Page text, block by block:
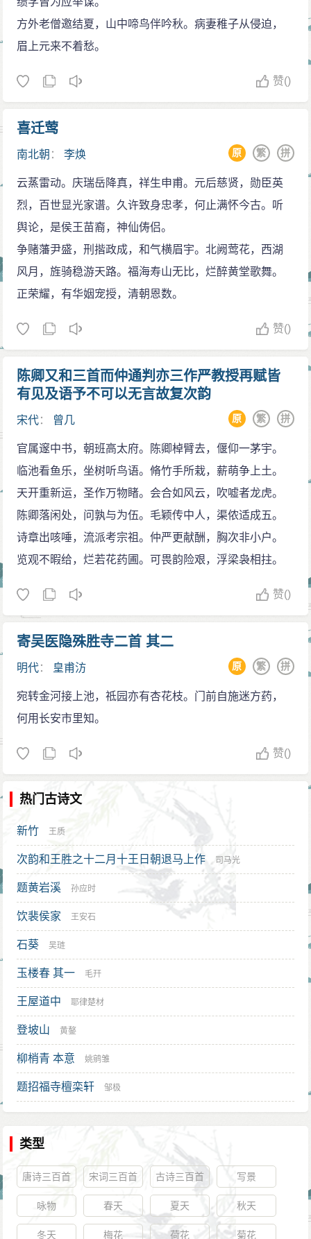
方外老僧邀结夏，山中啼鸟伴吟秋。病妻稚子从侵迫，
眉上元来不着愁。
赞()
喜迁莺
南北朝 ：李焕 拼
繁
原
云蒸雷动。庆瑞岳降真，祥生申甫。元后慈贤，勋臣英
烈，百世显光家谱。久许致身忠孝，何止满怀今古。听
舆论，是侯王苗裔，神仙俦侣。
争赌藩尹盛，刑揩政成，和气横眉宇。北阙莺花，西湖
风月，旌骑稳游天路。福海寿山无比，烂醉黄堂歌舞。
正荣耀，有华姻宠授，清朝恩数。
赞()
陈卿又和三首而仲通判亦三作严教授再赋皆
有见及语予不可以无言故复次韵
宋代： 曾几 拼
繁
原
官属邃中书，朝班高太府。陈卿棹臂去，偃仰一茅宇。
临池看鱼乐，坐树听鸟语。脩竹手所栽，薪萌争上土。
天开重新运，圣作万物睹。会合如风云，吹嘘者龙虎。
陈卿落闲处，问孰与为伍。毛颖传中人，渠侬适成五。
诗章出咳唾，流派考宗祖。仲严更献酬，胸次非小户。
览观不暇给，烂若花药圃。可畏韵险艰，浮梁袅相拄。
赞()
寄吴医隐殊胜寺二首 其二
明代： 皇甫汸 拼
繁
原
宛转金河接上池，祗园亦有杏花枝。门前自施迷方药，
何用长安市里知。
赞()
热门古诗文
新竹 王质
次韵和王胜之十二月十王日朝退马上作 司马光
题黄岩溪 孙应时
饮裴侯家 王安石
石葵 吴琏
玉楼春 其一 毛幵
王屋道中 耶律楚材
登坡山 黄鏊
柳梢青 本意 姚鹓雏
题招福寺檀栾轩 邹极
类型
唐诗三百首 宋词三百首 古诗三百首 写景
咏物 春天 夏天 秋天
冬天 梅花 荷花 菊花